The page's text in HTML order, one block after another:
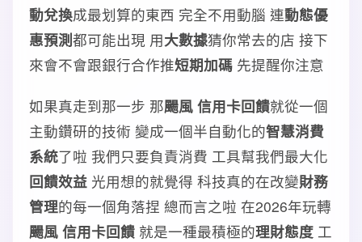
動兌換成最划算的東西 完全不用動腦 連動態優
惠預測都可能出現 用大數據猜你常去的店 接下
來會不會跟銀行合作推短期加碼 先提醒你注意
如果真走到那一步 那颺風 信用卡回饋就從一個
主動鑽研的技術 變成一個半自動化的智慧消費
系統了啦 我們只要負責消費 工具幫我們最大化
回饋效益 光用想的就覺得 科技真的在改變財務
管理的每一個角落捏 總而言之啦 在2026年玩轉
颺風 信用卡回饋 就是一種最積極的理財態度 工